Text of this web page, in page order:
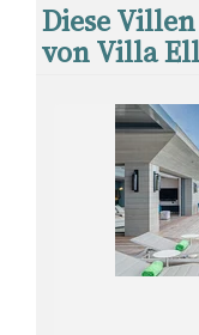
Diese
von Villa